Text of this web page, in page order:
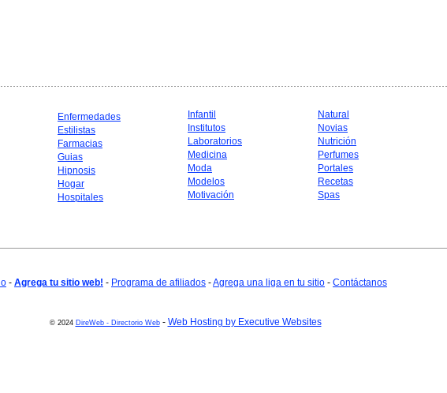
Enfermedades
Estilistas
Farmacias
Guias
Hipnosis
Hogar
Hospitales
Infantil
Institutos
Laboratorios
Medicina
Moda
Modelos
Motivación
Natural
Novias
Nutrición
Perfumes
Portales
Recetas
Spas
- Agrega tu sitio web! - Programa de afiliados -Agrega una liga en tu sitio - Contáctanos
© 2024 DireWeb - Directorio Web- Web Hosting by Executive Websites